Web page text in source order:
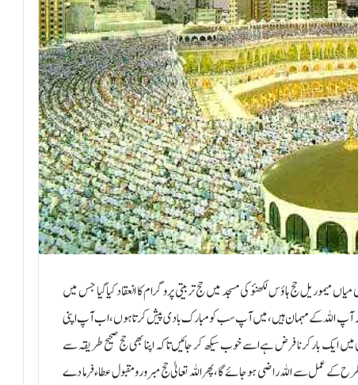
میاں میموریل حج ہاؤس لکھنؤ کی مسجد میں حج تربیتی پروگرام کا انعقاد کیا گیا جس میں
کہ آپ اللہ کے مہما ن ہیں،میں آپ سب کو مبارک بادی پیش کرتاہوں،اب آپ اپنی
ایک بارکرنا فرض ہے اسے خوب سیکھ کر جائیں تاکہ اپنا بھی حج صحیح طریقہ سے
عمل سے اللہ راضی ہوجائے گا،پھر اللہ تعالیٰ حج مبرور ومقبول عطاء فرما دے